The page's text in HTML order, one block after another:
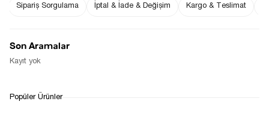
KEMIK DÜĞME DETAY DUMAN GRI
Sipariş Sorgulama İptal & İade & Değişim Kargo & Teslimat
Son Aramalar
Kayıt yok
Popüler Ürünler